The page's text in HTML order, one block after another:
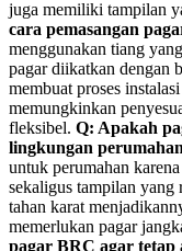
juga memiliki tampilan
cara pemasangan
menggunakan tiang
pagar diikatkan dengan
membuat proses
memungkinkan
fleksibel. Q: Apakah
lingkungan
untuk perumahan
sekaligus tampilan yang
tahan karat
memerlukan pagar
pagar BRC agar tetap